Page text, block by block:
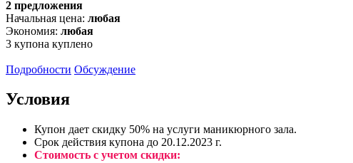
2 предложения
Начальная цена: любая
Экономия: любая
3 купона куплено
Подробности Обсуждение
Условия
Купон дает скидку 50% на услуги маникюрного зала.
Срок действия купона до 20.12.2023 г.
Стоимость с учетом скидки: